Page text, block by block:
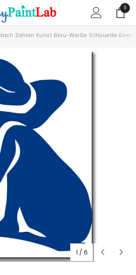
00
Artikel
Zahlen Kunst Blau-Weiße Silhouette Einer
1 / 6